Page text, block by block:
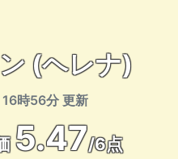
(ヘレナ)
時56分 更新
5.47/6点